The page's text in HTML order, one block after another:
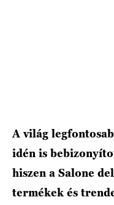
A világ
idén is
hiszen a Salone
termékek és